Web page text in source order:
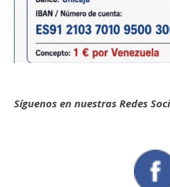
Síguenos en nuestras Redes